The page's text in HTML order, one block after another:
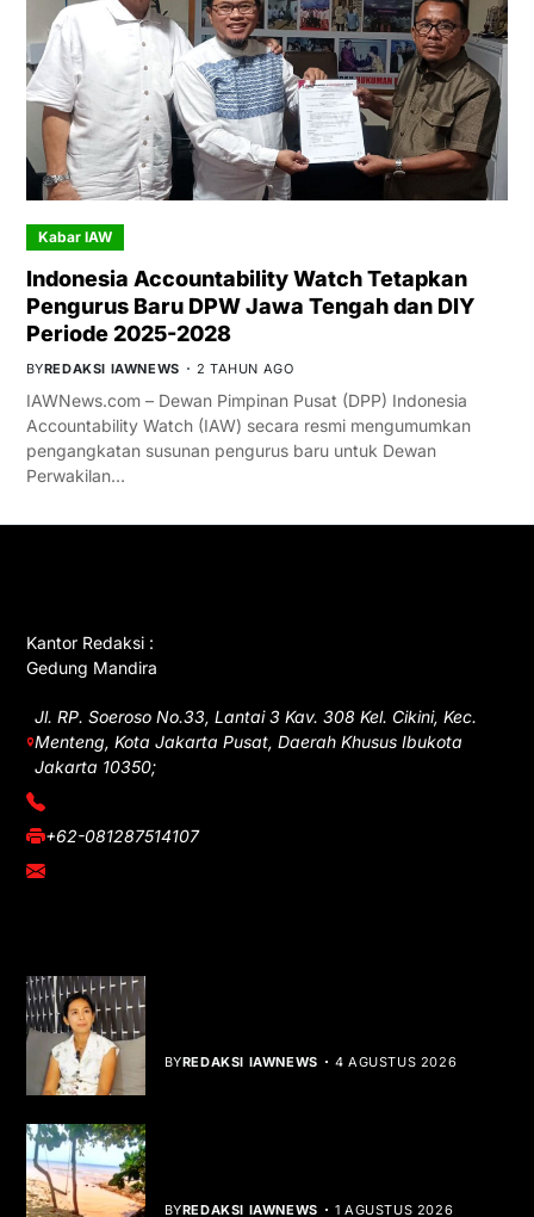
Kabar IAW
Indonesia Accountability Watch Tetapkan
Pengurus Baru DPW Jawa Tengah dan DIY
Periode 2025-2028
BYREDAKSI IAWNEWS 2 TAHUN AGO
IAWNews.com – Dewan Pimpinan Pusat (DPP) Indonesia
Accountability Watch (IAW) secara resmi mengumumkan
pengangkatan susunan pengurus baru untuk Dewan
Perwakilan…
Kantor Redaksi :
Gedung Mandira
Jl. RP. Soeroso No.33, Lantai 3 Kav. 308 Kel. Cikini, Kec.
Menteng, Kota Jakarta Pusat, Daerah Khusus Ibukota
Jakarta 10350;
(021) 3908026
+62-081287514107
adm@iawnews.com
BYREDAKSI IAWNEWS 4 AGUSTUS 2026
BYREDAKSI IAWNEWS 1 AGUSTUS 2026